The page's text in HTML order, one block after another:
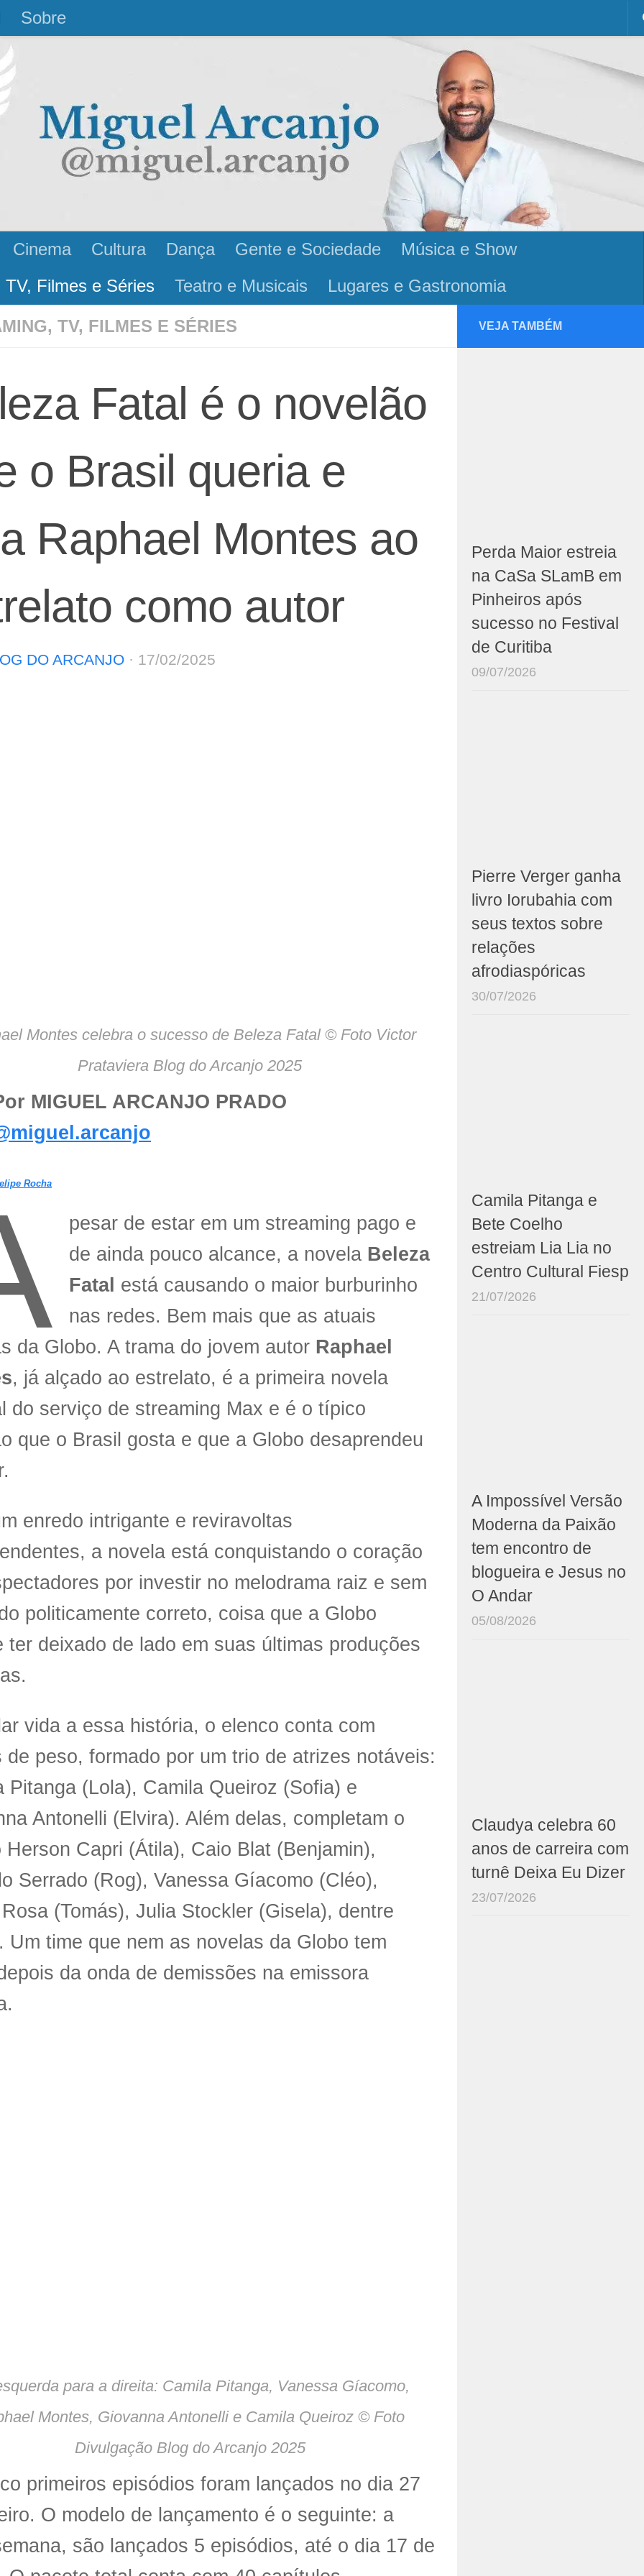
Sobre
Cinema Cultura Dança Gente e Sociedade
Música e Show
TV, Filmes e Séries Teatro e Musicais Lugares e Gastronomia
TV, FILMES E SÉRIES
Fatal é o novelão
o Brasil queria e
Raphael Montes ao
como autor
DO ARCANJO · 17/02/2025
Montes celebra o sucesso de Beleza Fatal © Foto Victor
Prataviera Blog do Arcanjo 2025
MIGUEL ARCANJO PRADO
Rocha
pesar de estar em um streaming pago e
de ainda pouco alcance, a novela Beleza
Fatal está causando o maior burburinho
nas redes. Bem mais que as atuais
da Globo. A trama do jovem autor Raphael
, já alçado ao estrelato, é a primeira novela
do serviço de streaming Max e é o típico
que o Brasil gosta e que a Globo desaprendeu
enredo intrigante e reviravoltas
a novela está conquistando o coração
por investir no melodrama raiz e sem
politicamente correto, coisa que a Globo
ter deixado de lado em suas últimas produções
vida a essa história, o elenco conta com
de peso, formado por um trio de atrizes notáveis:
Pitanga (Lola), Camila Queiroz (Sofia) e
Antonelli (Elvira). Além delas, completam o
Herson Capri (Átila), Caio Blat (Benjamin),
Serrado (Rog), Vanessa Gíacomo (Cléo),
(Tomás), Julia Stockler (Gisela), dentre
Um time que nem as novelas da Globo tem
da onda de demissões na emissora
para a direita: Camila Pitanga, Vanessa Gíacomo,
Montes, Giovanna Antonelli e Camila Queiroz © Foto
Divulgação Blog do Arcanjo 2025
primeiros episódios foram lançados no dia 27
O modelo de lançamento é o seguinte: a
são lançados 5 episódios, até o dia 17 de
VEJA TAMBÉM
Perda Maior estreia
na CaSa SLamB em
Pinheiros após
sucesso no Festival
de Curitiba
09/07/2026
Pierre Verger ganha
livro Iorubahia com
seus textos sobre
relações
afrodiaspóricas
30/07/2026
Camila Pitanga e
Bete Coelho
estreiam Lia Lia no
Centro Cultural Fiesp
21/07/2026
A Impossível Versão
Moderna da Paixão
tem encontro de
blogueira e Jesus no
O Andar
05/08/2026
Claudya celebra 60
anos de carreira com
turnê Deixa Eu Dizer
23/07/2026